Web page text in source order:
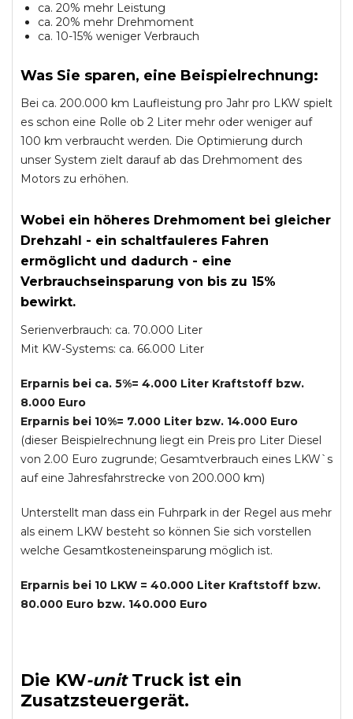
ca. 20% mehr Leistung
ca. 20% mehr Drehmoment
ca. 10-15% weniger Verbrauch
Was Sie sparen, eine Beispielrechnung:
Bei ca. 200.000 km Laufleistung pro Jahr pro LKW spielt
es schon eine Rolle ob 2 Liter mehr oder weniger auf
100 km verbraucht werden. Die Optimierung durch
unser System zielt darauf ab das Drehmoment des
Motors zu erhöhen.
Wobei ein höheres Drehmoment bei gleicher
Drehzahl - ein schaltfauleres Fahren
ermöglicht und dadurch - eine
Verbrauchseinsparung von bis zu 15%
bewirkt.
Serienverbrauch: ca. 70.000 Liter
Mit KW-Systems: ca. 66.000 Liter
Erparnis bei ca. 5%= 4.000 Liter Kraftstoff bzw.
8.000 Euro
Erparnis bei 10%= 7.000 Liter bzw. 14.000 Euro
(dieser Beispielrechnung liegt ein Preis pro Liter Diesel
von 2.00 Euro zugrunde; Gesamtverbrauch eines LKW`s
auf eine Jahresfahrstrecke von 200.000 km)
Unterstellt man dass ein Fuhrpark in der Regel aus mehr
als einem LKW besteht so können Sie sich vorstellen
welche Gesamtkosteneinsparung möglich ist.
Erparnis bei 10 LKW = 40.000 Liter Kraftstoff bzw.
80.000 Euro bzw. 140.000 Euro
Die KW-unit Truckist ein
Zusatzsteuergerät.